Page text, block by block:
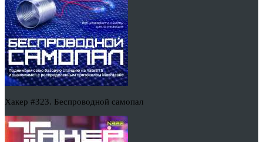
Хакер #323. Беспроводной самопал